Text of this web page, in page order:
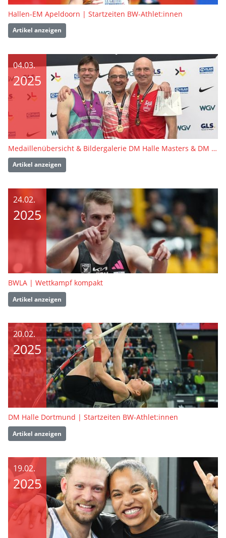
Hallen-EM Apeldoorn | Startzeiten BW-Athlet:innen
Artikel anzeigen
04.03.
2025
Medaillenübersicht & Bildergalerie DM Halle Masters & DM Winterwurf Masters
Artikel anzeigen
24.02.
2025
BWLA | Wettkampf kompakt
Artikel anzeigen
20.02.
2025
DM Halle Dortmund | Startzeiten BW-Athlet:innen
Artikel anzeigen
19.02.
2025